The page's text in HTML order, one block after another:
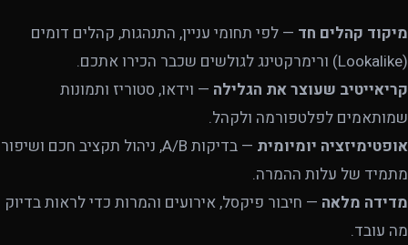
מיקוד קהלים חד — לפי תחומי עניין, התנהגות, קהלים דומים
(Lookalike) ורימרקטינג לגולשים שכבר הכירו אתכם.
קריאייטיב שעוצר את הגלילה — וידאו, סטוריז ותמונות
שמותאמים לפלטפורמה ולקהל.
אופטימיזציה יומיומית
— בדיקות A/B, ניהול תקציב חכם ושיפור
מתמיד של עלות ההמרה.
מדידה מלאה — חיבור פיקסל, אירועים והמרות כדי לראות בדיוק
מה עובד.